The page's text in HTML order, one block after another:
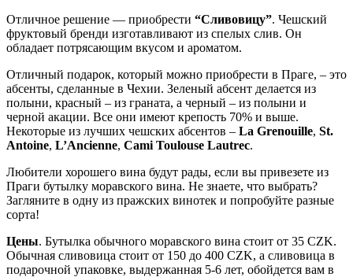
Отличное решение — приобрести “Сливовицу”. Чешский
фруктовый бренди изготавливают из спелых слив. Он
обладает потрясающим вкусом и ароматом.
Отличный подарок, который можно приобрести в Праге, – это
абсенты, сделанные в Чехии. Зеленый абсент делается из
полыни, красный – из граната, а черный – из полыни и
черной акации. Все они имеют крепость 70% и выше.
Некоторые из лучших чешских абсентов – La Grenouille, St.
Antoine, L’Ancienne, Cami Toulouse Lautrec.
Любители хорошего вина будут рады, если вы привезете из
Праги бутылку моравского вина. Не знаете, что выбрать?
Загляните в одну из пражских винотек и попробуйте разные
сорта!
Цены. Бутылка обычного моравского вина стоит от 35 CZK.
Обычная сливовица стоит от 150 до 400 CZK, а сливовица в
подарочной упаковке, выдержанная 5-6 лет, обойдется вам в